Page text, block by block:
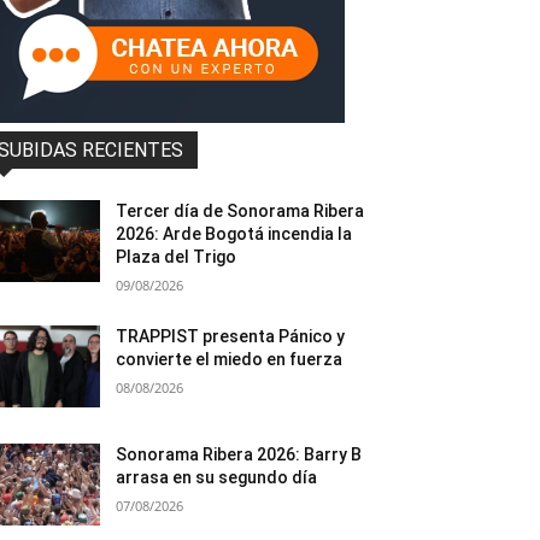
RECIENTES
Tercer día de Sonorama Ribera
2026: Arde Bogotá incendia la
Plaza del Trigo
09/08/2026
TRAPPIST presenta Pánico y
convierte el miedo en fuerza
08/08/2026
Sonorama Ribera 2026: Barry B
arrasa en su segundo día
07/08/2026